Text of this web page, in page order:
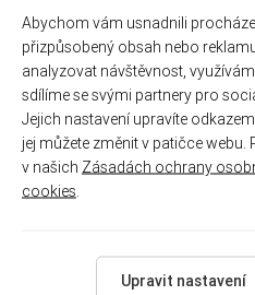
Stříbrný set královský
náušnice a přívěsek s čirými
zirkony - nadčasový třpyt
EP-839-S
2 190 Kč
Abychom vám usnadnili
přizpůsobený obsah nebo
analyzovat návštěvnost,
sdílíme se svými partnery pro
Jejich nastavení upravíte
jej můžete změnit v patičce
v našich Zásadách ochrany
cookies
Upravit nastavení